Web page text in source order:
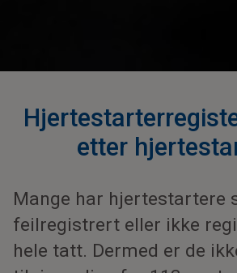
etter
Mange har hjertestartere
feilregistrert eller ikke
hele tatt. Dermed er de